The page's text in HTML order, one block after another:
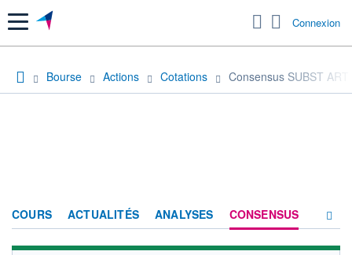
Menu Connexion
Bourse Actions Cotations Consensus SUBST
COURS ACTUALITÉS ANALYSES CONSENSUS